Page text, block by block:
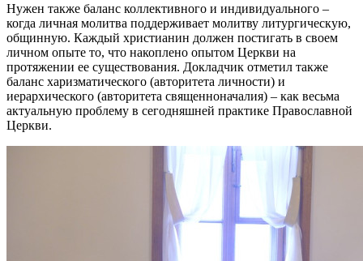
Нужен также баланс коллективного и индивидуального –
когда личная молитва поддерживает молитву литургическую,
общинную. Каждый христианин должен постигать в своем
личном опыте то, что накоплено опытом Церкви на
протяжении ее существования. Докладчик отметил также
баланс харизматического (авторитета личности) и
иерархического (авторитета священноначалия) – как весьма
актуальную проблему в сегодняшней практике Православной
Церкви.